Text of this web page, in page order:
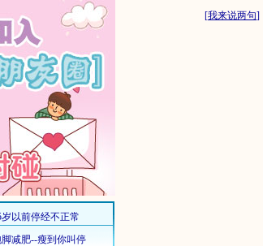
[我来说两句]